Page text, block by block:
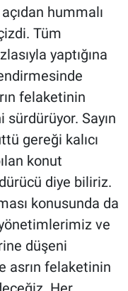
hummalı
Tüm
yaptığına
felaketinin
Sayın
gereği kalıcı
konut
diye biliriz.
konusunda da
ve
düşeni
asrın felaketinin